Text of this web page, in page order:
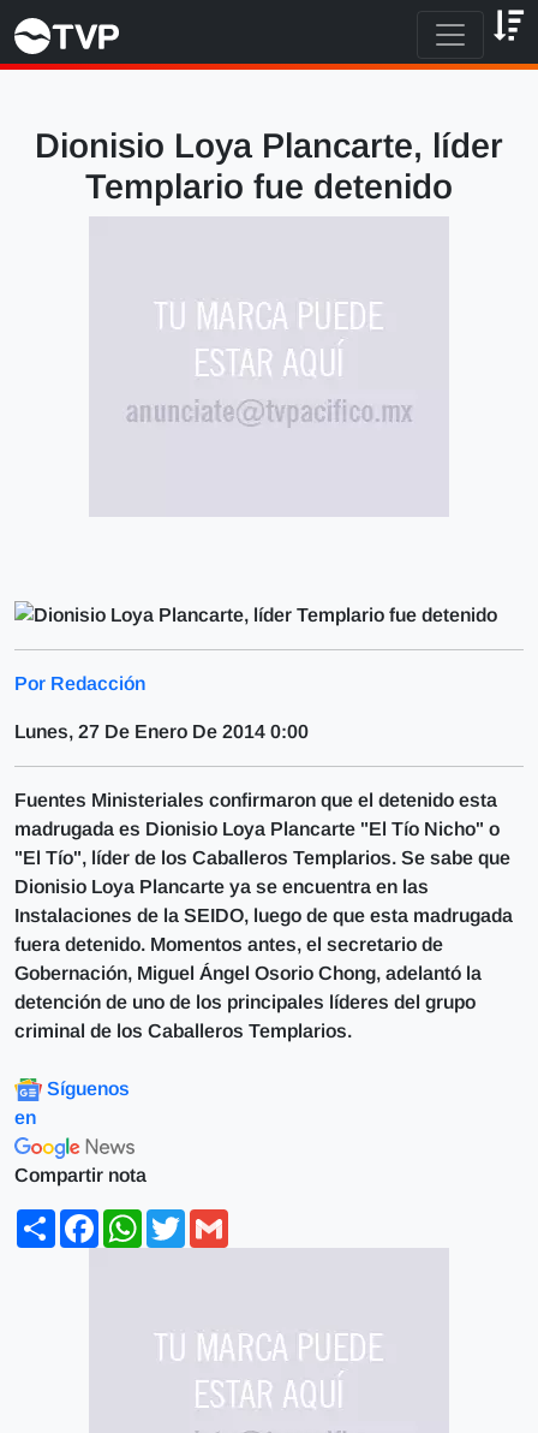
Dionisio Loya Plancarte, líder
Templario fue detenido
Por Redacción
Lunes, 27 De Enero De 2014 0:00
Fuentes Ministeriales confirmaron que el detenido esta
madrugada es Dionisio Loya Plancarte "El Tío Nicho" o
"El Tío", líder de los Caballeros Templarios. Se sabe que
Dionisio Loya Plancarte ya se encuentra en las
Instalaciones de la SEIDO, luego de que esta madrugada
fuera detenido. Momentos antes, el secretario de
Gobernación, Miguel Ángel Osorio Chong, adelantó la
detención de uno de los principales líderes del grupo
criminal de los Caballeros Templarios.
Síguenos
en
Compartir nota
ShareFacebookWhatsApp
Twitter